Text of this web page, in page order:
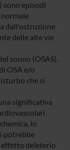
sono episodi
dall'ostruzione
delle alte vie
sonno (OSAS),
OSA e/o
che si
significativa
lo
potrebbe
deleterio